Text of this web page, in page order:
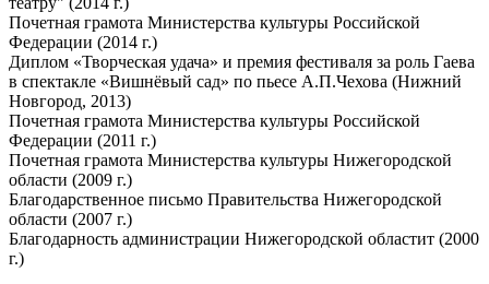
Почетная грамота Министерства культуры Российской
Федерации (2014 г.)
Диплом «Творческая удача» и премия фестиваля за роль Гаева
в спектакле «Вишнёвый сад» по пьесе А.П.Чехова (Нижний
Новгород, 2013)
Почетная грамота Министерства культуры Российской
Федерации (2011 г.)
Почетная грамота Министерства культуры Нижегородской
области (2009 г.)
Благодарственное письмо Правительства Нижегородской
области (2007 г.)
Благодарность администрации Нижегородской областит (2000
г.)